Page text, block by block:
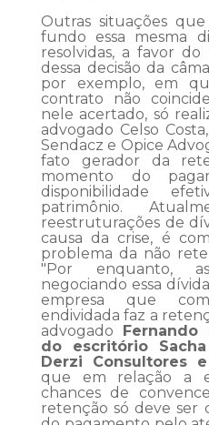
Outras situações
fundo essa mesma
resolvidas, a favor
dessa decisão da
por exemplo, em
contrato não
nele acertado, só
advogado Celso
Sendacz e Opice
fato gerador da
momento do
disponibilidade
patrimônio.
reestruturações de
causa da crise, é
problema da não
"Por enquanto,
negociando essa
empresa que
endividada faz a
advogado Fernando
do escritório
Derzi Consultores
que em relação a
chances de
retenção só deve ser